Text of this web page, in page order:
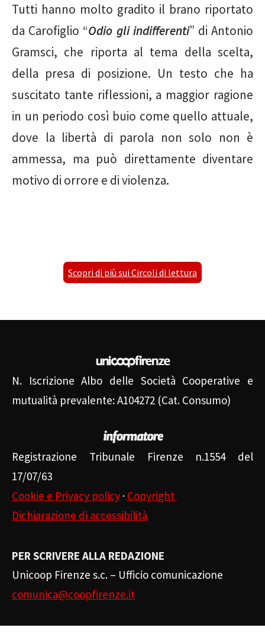
Tutti hanno molto gradito il brano riportato
da Carofiglio “Odio gli indifferenti” di Antonio
Gramsci, che riporta al tema della scelta,
della presa di posizione. Un testo che ha
suscitato tante riflessioni, a maggior ragione
in un periodo così buio come quello attuale,
dove la libertà di parola non solo non è
ammessa, ma può direttamente diventare
motivo di orrore e di violenza.
Scopri di più sui Circoli di lettura
N. Iscrizione Albo delle Società Cooperative e
mutualità prevalente: A104272 (Cat. Consumo)
Registrazione Tribunale Firenze n.1554 del
17/07/63
Cookie e Privacy policy · Copyright
Dichiarazione di accessibilità
PER SCRIVERE ALLA REDAZIONE
Unicoop Firenze s.c. – Ufficio comunicazione
comunica@coopfirenze.it